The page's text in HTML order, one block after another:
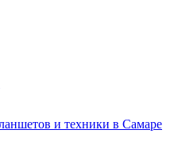
и техники в Самаре